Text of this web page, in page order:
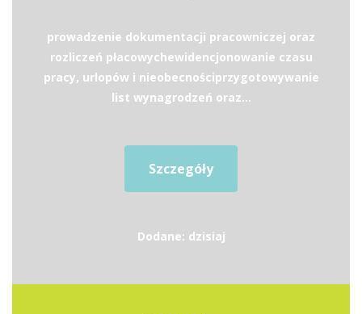
prowadzenie dokumentacji pracowniczej oraz
rozliczeń płacowychewidencjonowanie czasu
pracy, urlopów i nieobecnościprzygotowywanie
list wynagrodzeń oraz...
Szczegóły
Dodane: dzisiaj